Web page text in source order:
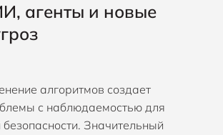
агенты и новые
алгоритмов создает
с наблюдаемостью для
Значительный